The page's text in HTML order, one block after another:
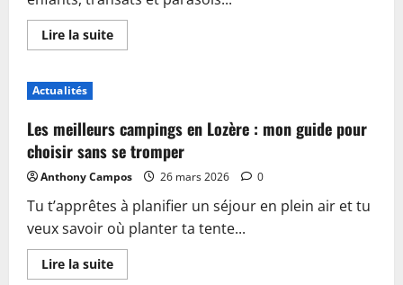
Lire la suiteEn
savoir
accueil
:
plongez
dans
les
nouveautés
du
camping
de
Sablé-
sur-
Sarthe
Actualités
Les meilleurs campings en Lozère : mon guide pour
choisir sans se tromper
Anthony Campos 26 mars 2026 0
Tu t’apprêtes à planifier un séjour en plein air et tu
veux savoir où planter ta tente...
Lire la suiteEn
savoir